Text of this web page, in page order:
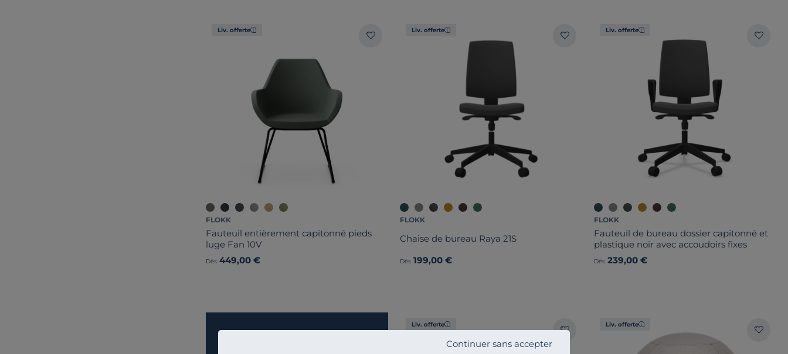
Continuer sans accepter
Liv. offerte
FLOKK
Fauteuil entièrement capitonné pieds
luge Fan 10V
Dès 449,00 €
Liv. offerte
FLOKK
Chaise de bureau Raya 21S
Dès 199,00 €
Liv. offerte
FLOKK
Fauteuil de bureau dossier capitonné et
plastique noir avec accoudoirs fixes
Dès 239,00 €
Liv. offerte Liv. offerte